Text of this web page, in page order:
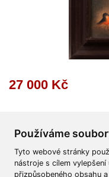
Používáme
Tyto webové stránky
nástroje s cílem
přizpůsobeného obsahu
27 000 Kč